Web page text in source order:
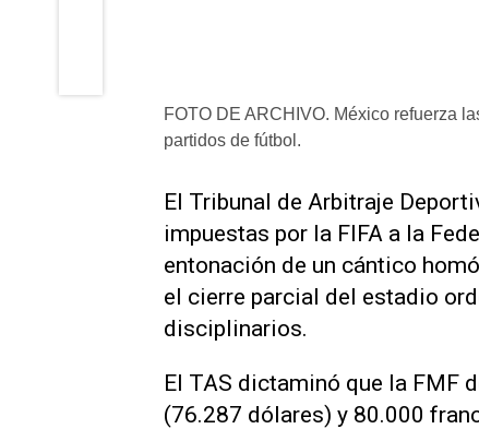
FOTO DE ARCHIVO. México refuerza
partidos de fútbol.
El Tribunal ​de Arbitraje
impuestas por la FIFA a la
entonación de ‌un cántico
el cierre parcial del estadio
disciplinarios.
El TAS dictaminó que la FMF
(76.287 dólares) y 80.000